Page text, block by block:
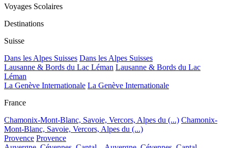
Voyages Scolaires
Destinations
Suisse
Dans les Alpes Suisses Dans les Alpes Suisses
Lausanne & Bords du Lac Léman Lausanne & Bords du Lac
Léman
La Genève Internationale La Genève Internationale
France
Chamonix-Mont-Blanc, Savoie, Vercors, Alpes du (...) Chamonix-
Mont-Blanc, Savoie, Vercors, Alpes du (...)
Provence Provence